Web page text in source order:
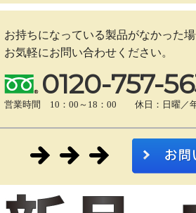
お持ちになっている製品がなかった場
お気軽にお問い合わせください。
0120-757-
営業時間 10：00～18：00 休日：日曜／